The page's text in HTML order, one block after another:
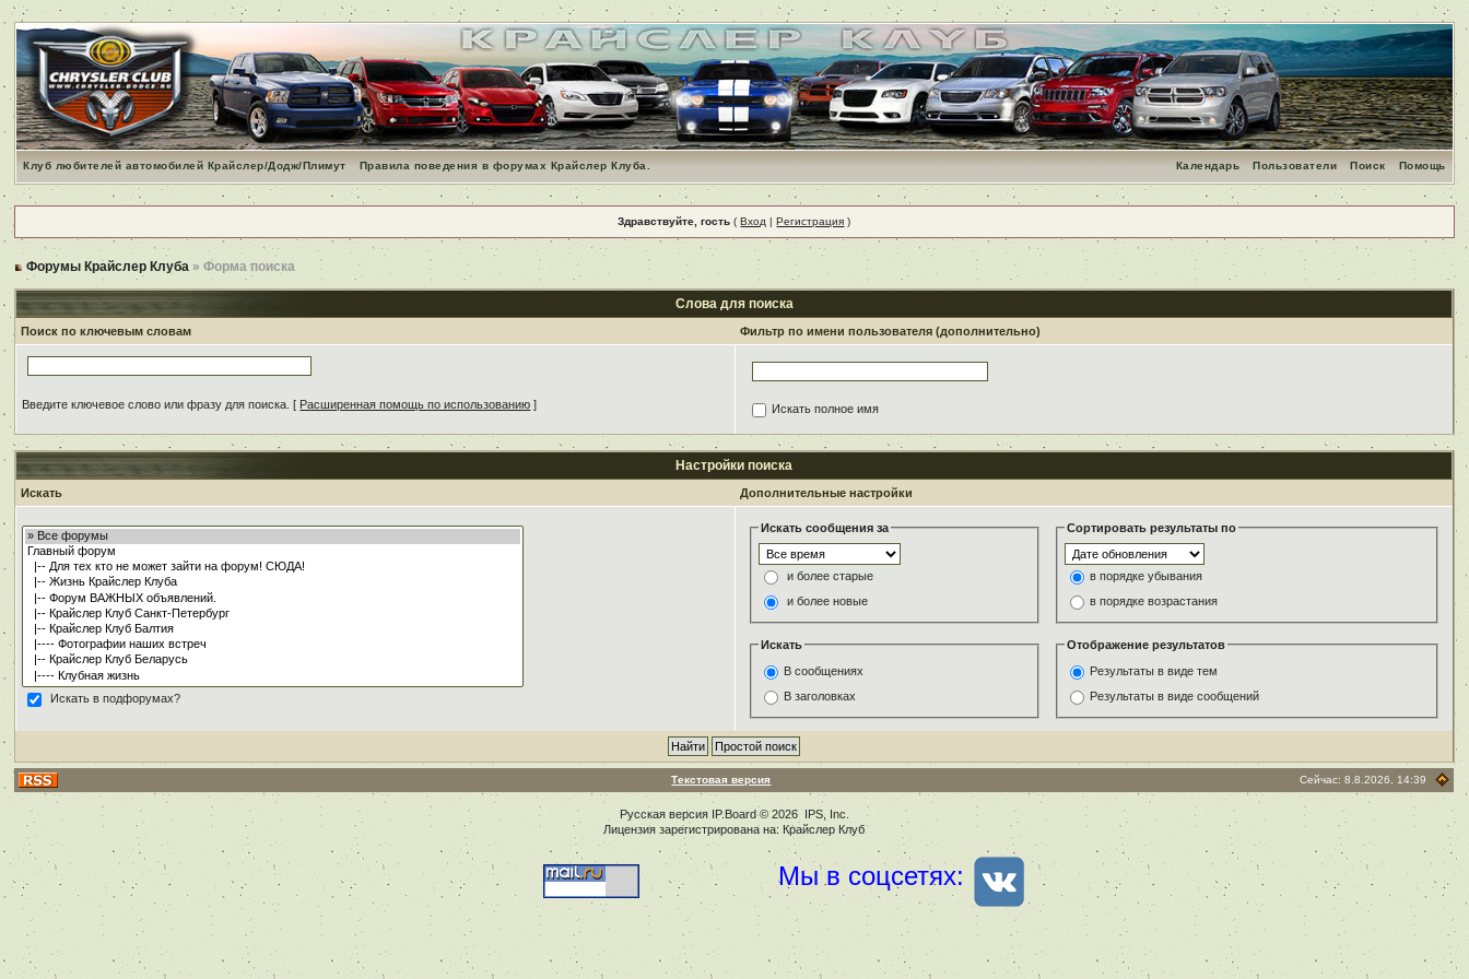
Клуб любителей автомобилей Крайслер/Додж/Плимут Правила поведения в форумах Крайслер Клуба. Помощь
Поиск
Пользователи
Календарь
Здравствуйте, гость (Вход |Регистрация )
Форумы Крайслер Клуба » Форма поиска
Слова для поиска
Поиск по ключевым словам Фильтр по имени пользователя (дополнительно)
Введите ключевое слово или фразу для поиска. [ Расширенная помощь по использованию ] Искать полное имя
Настройки поиска
Искать Дополнительные настройки
Искать в подфорумах?
Искать сообщения за
и более старые
и более новые
Сортировать результаты по
в порядке убывания
в порядке возрастания
Искать
В сообщениях
В заголовках
Отображение результатов
Результаты в виде тем
Результаты в виде сообщений
Текстовая версия Сейчас: 8.8.2026, 14:39
Русская версия IP.Board© 2026 IPS, Inc
Лицензия зарегистрирована на: Крайслер Клуб
Мы в соцсетях: